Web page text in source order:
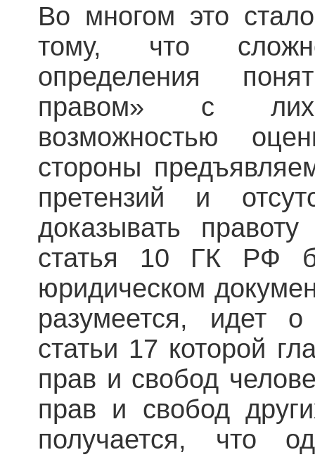
Во многом это
тому, что
определения
правом» с
возможностью
стороны
претензий и
доказывать
статья 10 ГК РФ
юридическом
разумеется, идет
статьи 17 которой
прав и свобод
прав и свобод
получается, что